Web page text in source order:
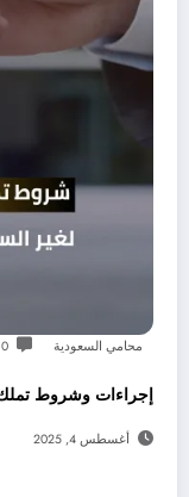
محامي السعودية 0
إجراءات وشروط تملك
أغسطس 4, 2025